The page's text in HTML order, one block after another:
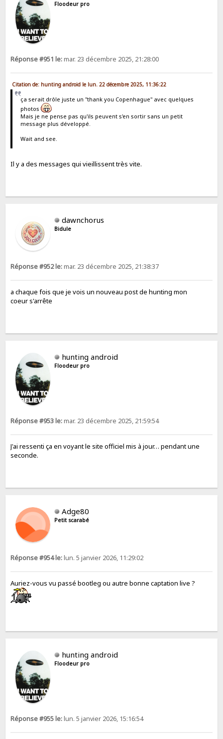
Floodeur pro
Réponse #951 le:mar. 23 décembre 2025, 21:28:00
Citation de: hunting android le lun. 22 décembre 2025, 11:36:22
ça serait drôle juste un "thank you Copenhague" avec quelques
photos
Mais je ne pense pas qu'ils peuvent s'en sortir sans un petit
message plus développé.
Wait and see.
Il y a des messages qui vieillissent très vite.
dawnchorus
Bidule
Réponse #952 le:mar. 23 décembre 2025, 21:38:37
a chaque fois que je vois un nouveau post de hunting mon
coeur s'arrête
hunting android
Floodeur pro
Réponse #953 le:mar. 23 décembre 2025, 21:59:54
J'ai ressenti ça en voyant le site officiel mis à jour… pendant une
seconde.
Adge80
Petit scarabé
Réponse #954 le:lun. 5 janvier 2026, 11:29:02
Auriez-vous vu passé bootleg ou autre bonne captation live ?
hunting android
Floodeur pro
Réponse #955 le:lun. 5 janvier 2026, 15:16:54